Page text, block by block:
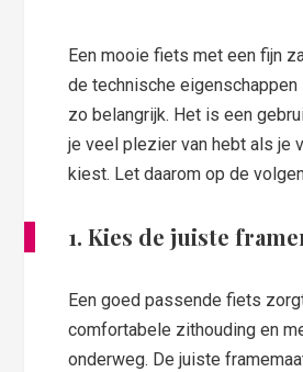
Een mooie fiets met een fijn
de technische
zo belangrijk. Het is een
je veel plezier van hebt als je
kiest. Let daarom op de
1. Kies de juiste
Een goed passende fiets
comfortabele zithouding en
onderweg. De juiste